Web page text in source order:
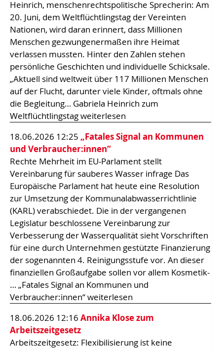
Heinrich, menschenrechtspolitische Sprecherin: Am
20. Juni, dem Weltflüchtlingstag der Vereinten
Nationen, wird daran erinnert, dass Millionen
Menschen gezwungenermaßen ihre Heimat
verlassen mussten. Hinter den Zahlen stehen
persönliche Geschichten und individuelle Schicksale.
„Aktuell sind weltweit über 117 Millionen Menschen
auf der Flucht, darunter viele Kinder, oftmals ohne
die Begleitung… Gabriela Heinrich zum
Weltflüchtlingstag weiterlesen
18.06.2026 12:25 „Fatales Signal an Kommunen
und Verbraucher:innen“
Rechte Mehrheit im EU-Parlament stellt
Vereinbarung für sauberes Wasser infrage Das
Europäische Parlament hat heute eine Resolution
zur Umsetzung der Kommunalabwasserrichtlinie
(KARL) verabschiedet. Die in der vergangenen
Legislatur beschlossene Vereinbarung zur
Verbesserung der Wasserqualität sieht Vorschriften
für eine durch Unternehmen gestützte Finanzierung
der sogenannten 4. Reinigungsstufe vor. An dieser
finanziellen Großaufgabe sollen vor allem Kosmetik-
… „Fatales Signal an Kommunen und
Verbraucher:innen“ weiterlesen
18.06.2026 12:16 Annika Klose zum
Arbeitszeitgesetz
Arbeitszeitgesetz: Flexibilisierung ist keine